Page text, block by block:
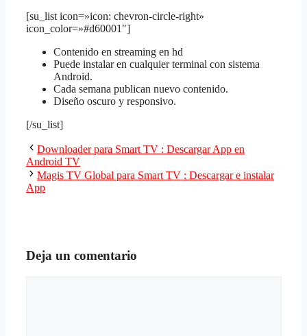
[su_list icon=»icon: chevron-circle-right»
icon_color=»#d60001″]
Contenido en streaming en hd
Puede instalar en cualquier terminal con sistema
Android.
Cada semana publican nuevo contenido.
Diseño oscuro y responsivo.
[/su_list]
Downloader para Smart TV : Descargar App en
Android TV
Magis TV Global para Smart TV : Descargar e instalar
App
Deja un comentario